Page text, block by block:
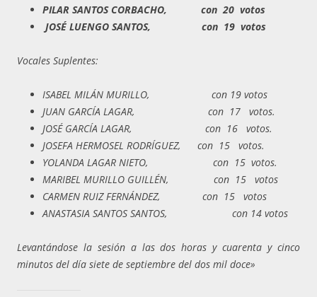
PILAR SANTOS CORBACHO, con 20 votos
JOSÉ LUENGO SANTOS, con 19 votos
Vocales Suplentes:
ISABEL MILÁN MURILLO, con 19 votos
JUAN GARCÍA LAGAR, con 17 votos.
JOSÉ GARCÍA LAGAR, con 16 votos.
JOSEFA HERMOSEL RODRÍGUEZ, con 15 votos.
YOLANDA LAGAR NIETO, con 15 votos.
MARIBEL MURILLO GUILLÉN, con 15 votos
CARMEN RUIZ FERNÁNDEZ, con 15 votos
ANASTASIA SANTOS SANTOS, con 14 votos
Levantándose la sesión a las dos horas y cuarenta y cinco
minutos del día siete de septiembre del dos mil doce»